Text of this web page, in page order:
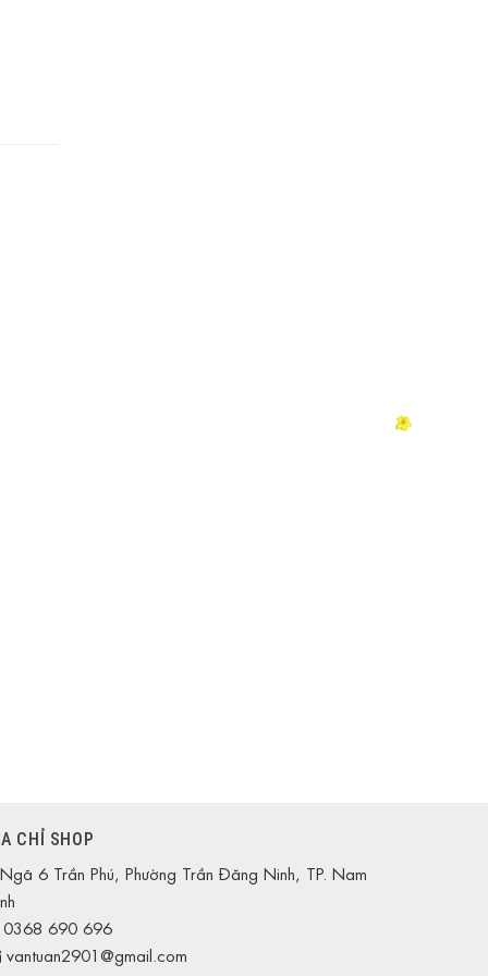
CHỈ SHOP
Ngã 6 Trần Phú, Phường Trần Đăng Ninh, TP. Nam
0368 690 696
vantuan2901@gmail.com